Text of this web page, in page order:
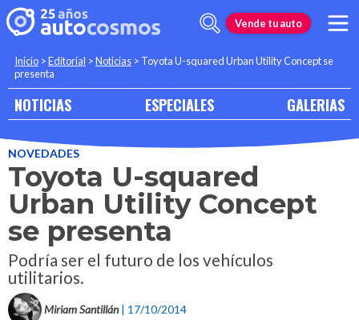
Vende tu auto
Inicio >Editorial >Noticias > Toyota U-squared Urban Utility Concept se
presenta
NOTICIAS ESPECIALES GALERIAS
NOVEDADES
Toyota U-squared
Urban Utility Concept
se presenta
Podría ser el futuro de los vehículos
utilitarios.
Miriam Santillán | 17/10/2014